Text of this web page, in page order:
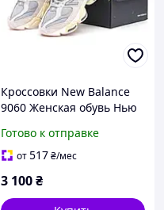
Кроссовки New Balance
9060 Женская обувь Нью
прогулок
Готово к отправке
от517₴/мес
3 100₴